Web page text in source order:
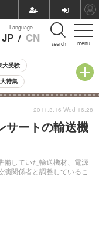
menu
Language
JP / CN search
大受験
特集
小学校受験
気記事
け）
サートの輸送機
していた輸送機材、電源
関係者と調整しているこ
2011.3.16 Wed 16:28